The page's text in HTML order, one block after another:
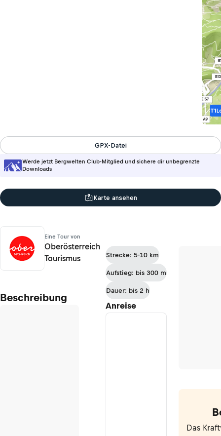
T1
Werde jetzt Bergwelten Club-Mitglied und sichere dir unbegrenzte
Downloads
GPX-Datei
Karte ansehen
Eine Tour von
Oberösterreich
Tourismus
Beschreibung
Strecke: 5-10 km
Aufstieg: bis 300 m
Dauer: bis 2 h
Anreise
Das